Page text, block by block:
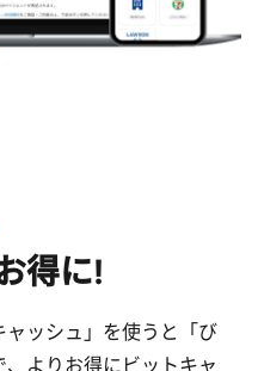
得に!
ッシュ」を使うと「び
よりお得にビットキャ